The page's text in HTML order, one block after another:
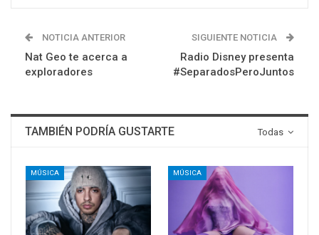
NOTICIA ANTERIOR
Nat Geo te acerca a
exploradores
SIGUIENTE NOTICIA
Radio Disney presenta
#SeparadosPeroJuntos
Todas
TAMBIÉN PODRÍA GUSTARTE
MÚSICA MÚSICA